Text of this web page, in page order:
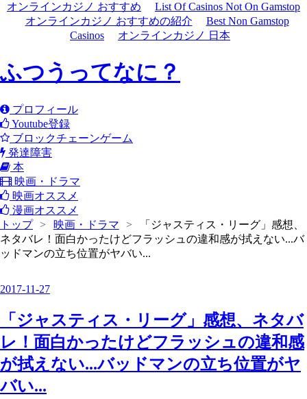
オンラインカジノ おすすめ
List Of Casinos Not On Gamstop
オンラインカジノ おすすめの紹介
Best Non Gamstop
Casinos
オンラインカジノ 日本
ふつうってなに？
プロフィール
Youtube登録
ブロックチェーンゲーム
発達障害
本
映画・ドラマ
映画オススメ
漫画オススメ
トップ
> 映画・ドラマ >
「ジャスティス・リーグ」感想、
ネタバレ！面白かったけどフラッシュの違和感が拭えない...バ
ッドマンの立ち位置がヤバい...
2017-11-27
「ジャスティス・リーグ」感想、ネタバ
レ！面白かったけどフラッシュの違和感
が拭えない...バッドマンの立ち位置がヤ
バい...